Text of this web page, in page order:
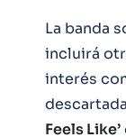
La banda
incluirá
interés
Feels Like’